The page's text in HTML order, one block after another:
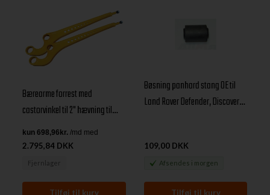
Bærearme forrest med
castorvinkel til 2" hævning til
Land Rover 90, 110, 130, D1 & RRC
2.795,84 DKK
Fjernlager
Bøsning panhard stang OE til
Land Rover Defender, Discovery I
109,00 DKK
Afsendes i morgen